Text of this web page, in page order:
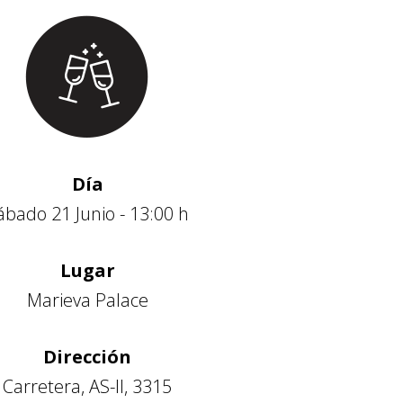
Día
21 Junio - 13:00 h
Lugar
Marieva Palace
Dirección
Carretera, AS-II, 3315